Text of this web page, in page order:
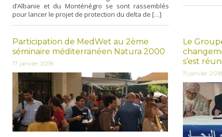
d’Albanie et du Monténégro se sont rassemblés
pour lancer le projet de protection du delta de […]
Participation de MedWet au 2ème
séminaire méditerranéen Natura 2000
17 janvier 2018
Le
s’est
11 janvier